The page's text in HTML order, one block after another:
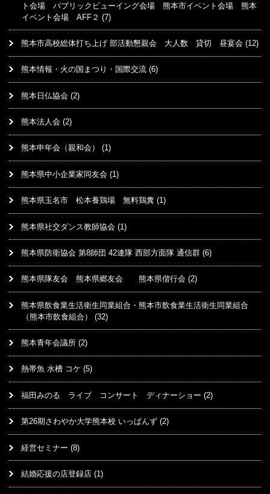
ト会場 パブリックビューイング会場 熊本市イベント会場 熊本
イベント会場 AFF２ (7)
熊本市高校総体打ち上げ 部活動懇親会 大人数 貸切 昼宴会 (12)
熊本情報・火の国まつり・国際交流 (6)
熊本日仏協会 (2)
熊本法人会 (2)
熊本申年会（親和会） (1)
熊本県中小企業家同友会 (1)
熊本県玉名市 松本養鶏場 無料鶏糞 (1)
熊本県社交ダンス教師協会 (1)
熊本県防衛協会 第8師団 42連隊 西部方面隊 通信群 (6)
熊本県隊友会 熊本県郷友会 熊本県偕行会 (2)
熊本県飲食業生活衛生同業組合・熊本市飲食業生活衛生同業組合
（熊本市飲食組合） (32)
熊本青年会議所 (2)
熱帯魚 水槽 コケ (5)
福田みのる ライブ コンサート ディナーショー (2)
第26期さわやか大学熊本校 いっぱんず (2)
経営セミナー (8)
結婚応援の店登録店 (1)